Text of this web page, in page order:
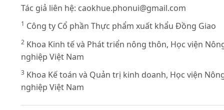
Tác giả liên hệ: caokhue.phonui@gmail.com
1 Công ty Cổ phần Thực phẩm xuất khẩu Đồng Giao
2 Khoa Kinh tế và Phát triển nông thôn, Học viện
nghiệp Việt Nam
3 Khoa Kế toán và Quản trị kinh doanh, Học viện
nghiệp Việt Nam